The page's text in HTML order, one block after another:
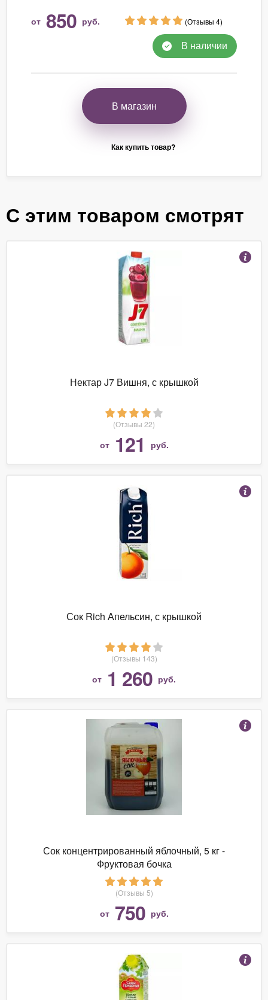
от 850 руб. (Отзывы 4)
В наличии
В магазин
Как купить товар?
С этим товаром смотрят
Нектар J7 Вишня, с крышкой
(Отзывы 22)
от 121 руб.
Сок Rich Апельсин, с крышкой
(Отзывы 143)
от 1 260 руб.
Сок концентрированный яблочный, 5 кг -
Фруктовая бочка
(Отзывы 5)
от 750 руб.